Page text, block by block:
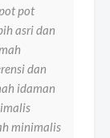
pot
asri dan
dan
idaman
minimalis